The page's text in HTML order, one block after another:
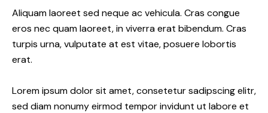
Aliquam laoreet sed neque ac vehicula. Cras congue
eros nec quam laoreet, in viverra erat bibendum. Cras
turpis urna, vulputate at est vitae, posuere lobortis
erat.
Lorem ipsum dolor sit amet, consetetur sadipscing elitr,
sed diam nonumy eirmod tempor invidunt ut labore et